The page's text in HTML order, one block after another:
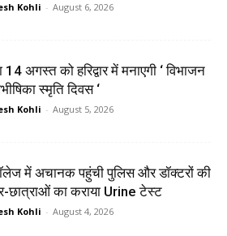
Kohli - August 6, 2026
14 अगस्त को हरिद्वार में मनाएगी ‘ विभाजन
स्मृति दिवस ‘
Kohli - August 5, 2026
में अचानक पहुंची पुलिस और डॉक्टरों की
छात्राओं का कराया Urine टेस्ट
Kohli - August 4, 2026